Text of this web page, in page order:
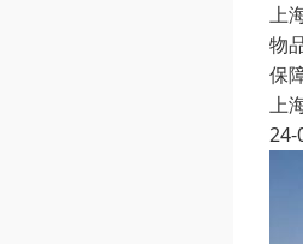
上
物
保
上
24-